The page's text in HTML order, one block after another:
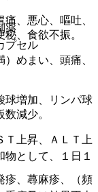
、悪心、嘔吐、
、食欲不振。
めまい、頭痛、
増加、リンパ球
減少。
上昇、ＡＬＴ上
疹、蕁麻疹、（頻
薬
プセル
として、１日１